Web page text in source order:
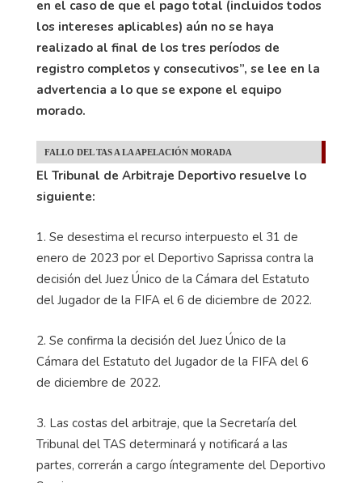
en el caso de que el pago total (incluidos todos
los intereses aplicables) aún no se haya
realizado al final de los tres períodos de
registro completos y consecutivos”, se lee en la
advertencia a lo que se expone el equipo
morado.
FALLO DEL TAS A LA APELACIÓN MORADA
El Tribunal de Arbitraje Deportivo resuelve lo
siguiente:
1. Se desestima el recurso interpuesto el 31 de
enero de 2023 por el Deportivo Saprissa contra la
decisión del Juez Único de la Cámara del Estatuto
del Jugador de la FIFA el 6 de diciembre de 2022.
2. Se confirma la decisión del Juez Único de la
Cámara del Estatuto del Jugador de la FIFA del 6
de diciembre de 2022.
3. Las costas del arbitraje, que la Secretaría del
Tribunal del TAS determinará y notificará a las
partes, correrán a cargo íntegramente del Deportivo